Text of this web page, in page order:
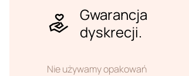
Gwarancja
dyskrecji.
Nie używamy opakowań